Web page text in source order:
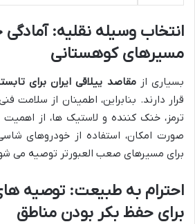
انتخاب وسیله نقلیه: آمادگی
مسیرهای کوهستانی
بسیاری ازمقاصد ییلاقی ایران برای
قرار دارند. بنابراین، اطمینان از سلامت
ترمز، خنک کننده و لاستیک ها، از اهمیت
صورت امکان، استفاده از خودروهای
برای مسیرهای صعب العبورتر توصیه می
احترام به طبیعت: توصیه
برای حفظ بکر بودن مناطق